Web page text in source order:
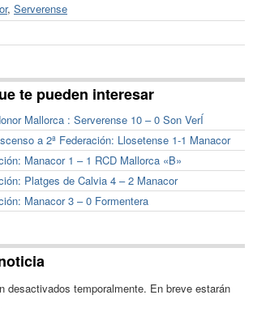
, Serverense
te pueden interesar
Mallorca : Serverense 10 – 0 Son VerÍ
a 2ª Federación: Llosetense 1-1 Manacor
Manacor 1 – 1 RCD Mallorca «B»
Platges de Calvia 4 – 2 Manacor
Manacor 3 – 0 Formentera
desactivados temporalmente. En breve estarán